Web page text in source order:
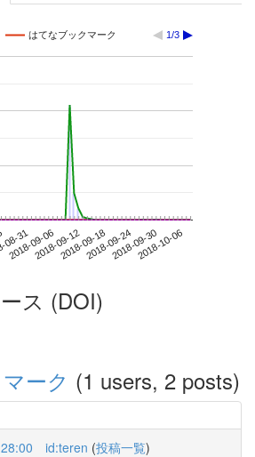
はてなブックマーク 1/3
31
2018-09-062018-09-122018-09-182018-09-242018-09-302018-10-06
ス (DOI)
ーク (1 users, 2 posts)
id:teren (投稿一覧)